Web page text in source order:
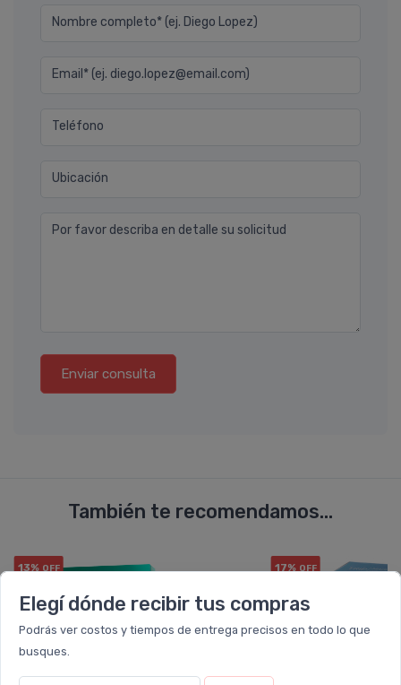
Elegí dónde recibir tus compras
Podrás ver costos y tiempos de entrega precisos en todo lo que
busques.
Nombre completo* (ej. Diego Lopez)
Email* (ej. diego.lopez@email.com)
Teléfono
Ubicación
Por favor describa en detalle su solicitud
Enviar consulta
También te recomendamos...
13% OFF 17% OFF